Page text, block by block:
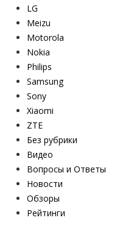
LG
Meizu
Motorola
Nokia
Philips
Samsung
Sony
Xiaomi
ZTE
Без рубрики
Видео
Вопросы и Ответы
Новости
Обзоры
Рейтинги